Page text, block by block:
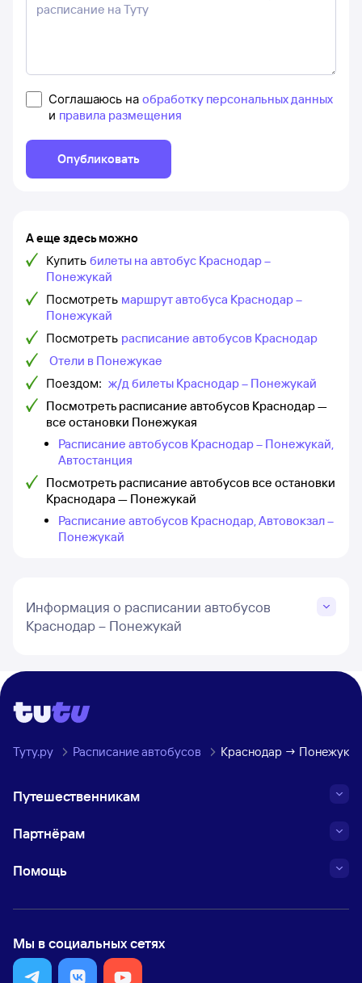
Соглашаюсь на обработку персональных данных
и правила размещения
Опубликовать
А еще здесь можно
Купить билеты на автобус Краснодар –
Понежукай
Посмотреть маршрут автобуса Краснодар –
Понежукай
Посмотреть расписание автобусов Краснодар
Отели в Понежукае
Поездом: ж/д билеты Краснодар – Понежукай
Посмотреть расписание автобусов Краснодар —
все остановки Понежукая
Расписание автобусов Краснодар – Понежукай,
Автостанция
Посмотреть расписание автобусов все остановки
Краснодара — Понежукай
Расписание автобусов Краснодар, Автовокзал –
Понежукай
Информация о расписании автобусов
Краснодар – Понежукай
Туту.ру Расписание автобусов Краснодар → Понежукай
Путешественникам
Партнёрам
Помощь
Мы в социальных сетях